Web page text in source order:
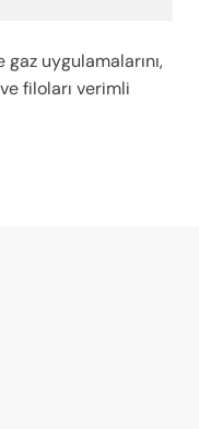
uygulamalarını,
filoları verimli